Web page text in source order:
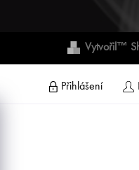
Vytvořil™
Přihlášení